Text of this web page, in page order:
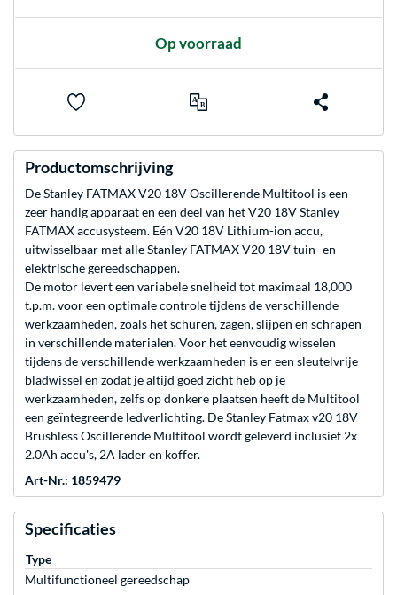
Op voorraad
Productomschrijving
De Stanley FATMAX V20 18V Oscillerende Multitool is een
zeer handig apparaat en een deel van het V20 18V Stanley
FATMAX accusysteem. Eén V20 18V Lithium-ion accu,
uitwisselbaar met alle Stanley FATMAX V20 18V tuin- en
elektrische gereedschappen.
De motor levert een variabele snelheid tot maximaal 18,000
t.p.m. voor een optimale controle tijdens de verschillende
werkzaamheden, zoals het schuren, zagen, slijpen en schrapen
in verschillende materialen. Voor het eenvoudig wisselen
tijdens de verschillende werkzaamheden is er een sleutelvrije
bladwissel en zodat je altijd goed zicht heb op je
werkzaamheden, zelfs op donkere plaatsen heeft de Multitool
een geïntegreerde ledverlichting. De Stanley Fatmax v20 18V
Brushless Oscillerende Multitool wordt geleverd inclusief 2x
2.0Ah accu's, 2A lader en koffer.
Art-Nr.: 1859479
Specificaties
Type
Multifunctioneel gereedschap